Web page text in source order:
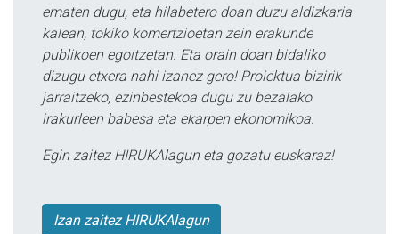
ematen dugu, eta hilabetero doan duzu aldizkaria
kalean, tokiko komertzioetan zein erakunde
publikoen egoitzetan. Eta orain doan bidaliko
dizugu etxera nahi izanez gero! Proiektua bizirik
jarraitzeko, ezinbestekoa dugu zu bezalako
irakurleen babesa eta ekarpen ekonomikoa.
Egin zaitez HIRUKAlagun eta gozatu euskaraz!
Izan zaitez HIRUKAlagun